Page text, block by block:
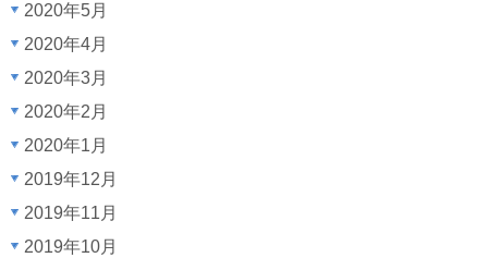
2020年5月
2020年4月
2020年3月
2020年2月
2020年1月
2019年12月
2019年11月
2019年10月